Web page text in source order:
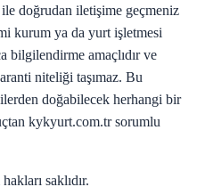
doğrudan iletişime geçmeniz
kurum ya da yurt işletmesi
bilgilendirme amaçlıdır ve
niteliği taşımaz. Bu
doğabilecek herhangi bir
kykyurt.com.tr sorumlu
saklıdır.